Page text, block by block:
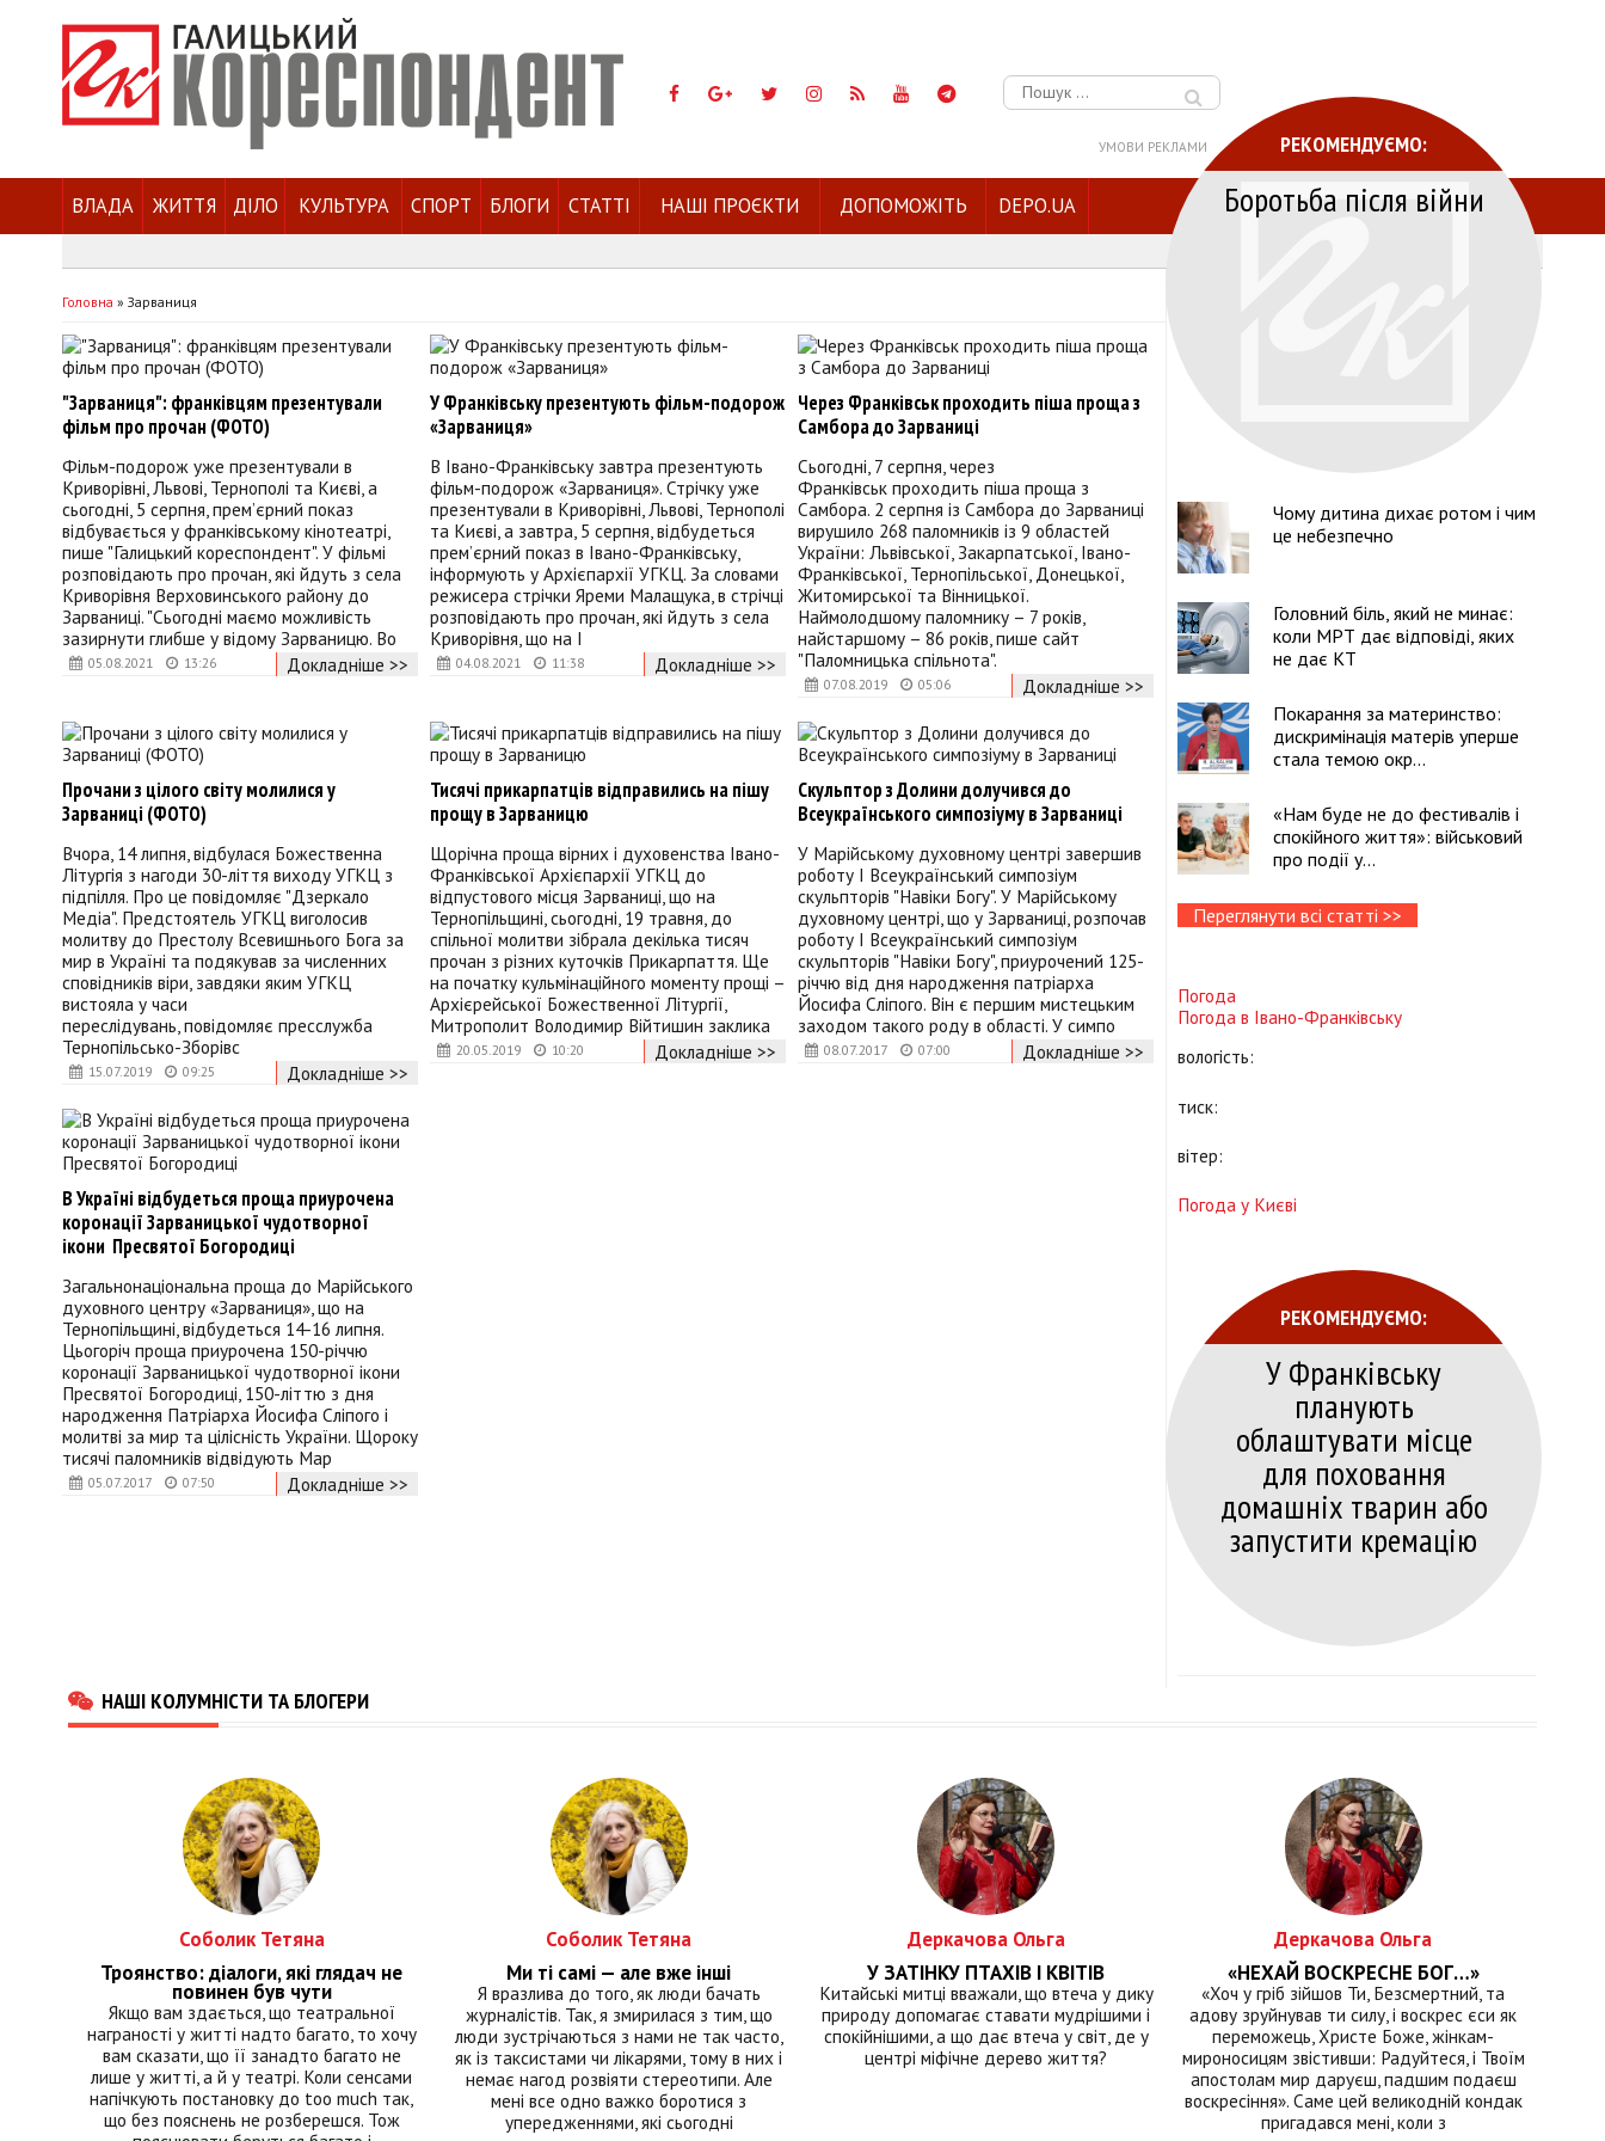
Пошук:
УМОВИ РЕКЛАМИ
ВЛАДА ЖИТТЯ ДІЛО КУЛЬТУРА СПОРТ БЛОГИ СТАТТІ НАШІ ПРОЄКТИ ДОПОМОЖІТЬ DEPO.UA
Головна » Зарваниця
05.08.2021 13:26
"Зарваниця": франківцям презентували
фільм про прочан (ФОТО)
Фільм-подорож уже презентували в
Криворівні, Львові, Тернополі та Києві, а
сьогодні, 5 серпня, прем’єрний показ
відбувається у франківському кінотеатрі,
пише "Галицький кореспондент". У фільмі
розповідають про прочан, які йдуть з села
Криворівня Верховинського району до
Зарваниці. "Сьогодні маємо можливість
зазирнути глибше у відому Зарваницю. Во
Докладніше >>
04.08.2021 11:38
У Франківську презентують фільм-подорож
«Зарваниця»
В Івано-Франківську завтра презентують
фільм-подорож «Зарваниця». Стрічку уже
презентували в Криворівні, Львові, Тернополі
та Києві, а завтра, 5 серпня, відбудеться
прем’єрний показ в Івано-Франківську,
інформують у Архієпархії УГКЦ. За словами
режисера стрічки Яреми Малащука, в стрічці
розповідають про прочан, які йдуть з села
Криворівня, що на І
Докладніше >>
07.08.2019 05:06
Через Франківськ проходить піша проща з
Самбора до Зарваниці
Сьогодні, 7 серпня, через
Франківськ проходить піша проща з
Самбора. 2 серпня із Самбора до Зарваниці
вирушило 268 паломників із 9 областей
України: Львівської, Закарпатської, Івано-
Франківської, Тернопільської, Донецької,
Житомирської та Вінницької.
Наймолодшому паломнику – 7 років,
найстаршому – 86 років, пише сайт
"Паломницька спільнота".
Докладніше >>
15.07.2019 09:25
Прочани з цілого світу молилися у
Зарваниці (ФОТО)
Вчора, 14 липня, відбулася Божественна
Літургія з нагоди 30-ліття виходу УГКЦ з
підпілля. Про це повідомляє "Дзеркало
Медіа". Предстоятель УГКЦ виголосив
молитву до Престолу Всевишнього Бога за
мир в Україні та подякував за численних
сповідників віри, завдяки яким УГКЦ
вистояла у часи
переслідувань, повідомляє пресслужба
Тернопільсько-Зборівс
Докладніше >>
20.05.2019 10:20
Тисячі прикарпатців відправились на пішу
прощу в Зарваницю
Щорічна проща вірних і духовенства Івано-
Франківської Архієпархії УГКЦ до
відпустового місця Зарваниці, що на
Тернопільщині, сьогодні, 19 травня, до
спільної молитви зібрала декілька тисяч
прочан з різних куточків Прикарпаття. Ще
на початку кульмінаційного моменту прощі –
Архієрейської Божественної Літургії,
Митрополит Володимир Війтишин заклика
Докладніше >>
08.07.2017 07:00
Скульптор з Долини долучився до
Всеукраїнського симпозіуму в Зарваниці
У Марійському духовному центрі завершив
роботу І Всеукраїнський симпозіум
скульпторів "Навіки Богу". У Марійському
духовному центрі, що у Зарваниці, розпочав
роботу І Всеукраїнський симпозіум
скульпторів "Навіки Богу", приурочений 125-
річчю від дня народження патріарха
Йосифа Сліпого. Він є першим мистецьким
заходом такого роду в області. У симпо
Докладніше >>
05.07.2017 07:50
В Україні відбудеться проща приурочена
коронації Зарваницької чудотворної
ікони Пресвятої Богородиці
Загальнонаціональна проща до Марійського
духовного центру «Зарваниця», що на
Тернопільщині, відбудеться 14-16 липня.
Цьогоріч проща приурочена 150-річчю
коронації Зарваницької чудотворної ікони
Пресвятої Богородиці, 150-літтю з дня
народження Патріарха Йосифа Сліпого і
молитві за мир та цілісність України. Щороку
тисячі паломників відвідують Мар
Докладніше >>
РЕКОМЕНДУЄМО:
Боротьба після війни
Чому дитина дихає ротом і чим
це небезпечно
Головний біль, який не минає:
коли МРТ дає відповіді, яких
не дає КТ
Покарання за материнство:
дискримінація матерів уперше
стала темою окр...
«Нам буде не до фестивалів і
спокійного життя»: військовий
про події у...
Переглянути всі статті >>
Погода
Погода в Івано-Франківську
вологість:
тиск:
вітер:
Погода у Києві
РЕКОМЕНДУЄМО:
У Франківську
планують
облаштувати місце
для поховання
домашніх тварин або
запустити кремацію
НАШІ КОЛУМНІСТИ ТА БЛОГЕРИ
Соболик Тетяна
Троянство: діалоги, які глядач не
повинен був чути
Якщо вам здається, що театральної
награності у житті надто багато, то хочу
вам сказати, що її занадто багато не
лише у житті, а й у театрі. Коли сенсами
напічкують постановку до too much так,
що без пояснень не розберешся. Тож
Соболик Тетяна
Ми ті самі — але вже інші
Я вразлива до того, як люди бачать
журналістів. Так, я змирилася з тим, що
люди зустрічаються з нами не так часто,
як із таксистами чи лікарями, тому в них і
немає нагод розвіяти стереотипи. Але
мені все одно важко боротися з
упередженнями, які сьогодні
Деркачова Ольга
У ЗАТІНКУ ПТАХІВ І КВІТІВ
Китайські митці вважали, що втеча у дику
природу допомагає ставати мудрішими і
спокійнішими, а що дає втеча у світ, де у
центрі міфічне дерево життя?
Деркачова Ольга
«НЕХАЙ ВОСКРЕСНЕ БОГ…»
«Хоч у гріб зійшов Ти, Безсмертний, та
адову зруйнував ти силу, і воскрес єси як
переможець, Христе Боже, жінкам-
мироносицям звістивши: Радуйтеся, і Твоїм
апостолам мир даруєш, падшим подаєш
воскресіння». Саме цей великодній кондак
пригадався мені, коли з